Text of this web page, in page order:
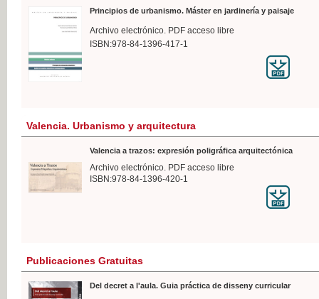
Principios de urbanismo. Máster en jardinería y paisaje
Archivo electrónico. PDF acceso libre
ISBN:978-84-1396-417-1
Valencia. Urbanismo y arquitectura
Valencia a trazos: expresión poligráfica arquitectónica
Archivo electrónico. PDF acceso libre
ISBN:978-84-1396-420-1
Publicaciones Gratuitas
Del decret a l'aula. Guia práctica de disseny curricular